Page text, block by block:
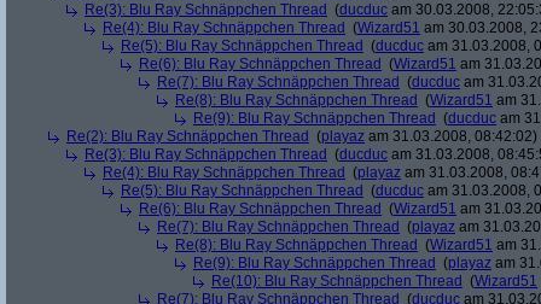
Re(3): Blu Ray Schnäppchen Thread (ducduc am 30.03.2008,
Re(4): Blu Ray Schnäppchen Thread (Wizard51 am 30.03.2008,
Re(5): Blu Ray Schnäppchen Thread (ducduc am 31.03.2008,
Re(6): Blu Ray Schnäppchen Thread (Wizard51 am
Re(7): Blu Ray Schnäppchen Thread (ducduc am
Re(8): Blu Ray Schnäppchen Thread (Wizard51 am
Re(9): Blu Ray Schnäppchen Thread (ducduc am
Re(2): Blu Ray Schnäppchen Thread (playaz am 31.03.2008, 08:42:02)
Re(3): Blu Ray Schnäppchen Thread (ducduc am 31.03.2008,
Re(4): Blu Ray Schnäppchen Thread (playaz am 31.03.2008,
Re(5): Blu Ray Schnäppchen Thread (ducduc am 31.03.2008,
Re(6): Blu Ray Schnäppchen Thread (Wizard51 am
Re(7): Blu Ray Schnäppchen Thread (playaz am
Re(8): Blu Ray Schnäppchen Thread (Wizard51 am
Re(9): Blu Ray Schnäppchen Thread (playaz am
Re(10): Blu Ray Schnäppchen Thread (Wizard51
Re(7): Blu Ray Schnäppchen Thread (ducduc am